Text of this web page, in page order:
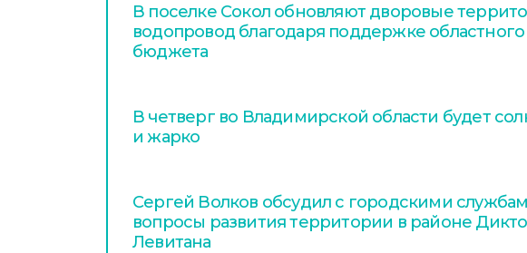
В поселке Сокол обновляют дворовые
водопровод благодаря поддержке областного
бюджета
В четверг во Владимирской области будет
и жарко
Сергей Волков обсудил с городскими
вопросы развития территории в районе
Левитана